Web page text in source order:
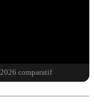
comparatif